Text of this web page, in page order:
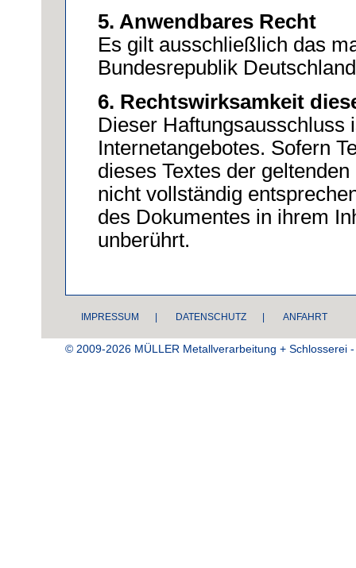
5. Anwendbares Recht
Es gilt ausschließlich das
Bundesrepublik
6. Rechtswirksamkeit
Dieser Haftungsausschluss
Internetangebotes. Sofern
dieses Textes der
nicht vollständig
des Dokumentes in ihrem
unberührt.
IMPRESSUM DATENSCHUTZ ANFAHRT
© 2009-2026 MÜLLER Metallverarbeitung + Schlosserei